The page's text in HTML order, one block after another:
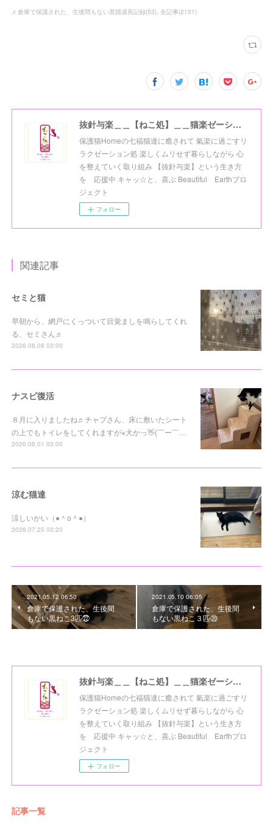
♬倉庫で保護された、生後間もない黒猫成長記録(53) 全記事(2151)
抜針与楽＿＿【ねこ処】＿＿猫楽ゼーションHome☆
保護猫Homeの七福猫達に癒されて 氣楽に過ごすリ
ラクゼーション処 楽しくムリせず暮らしながら 心
を整えていく取り組み 【抜針与楽】という生き方
を 応援中 キャッ☆と、喜ぶ Beautiful Earthプロ
ジェクト
フォロー
関連記事
セミと猫
早朝から、網戸にくっついて目覚ましを鳴らしてくれ
る、セミさん♬
2026.08.08 03:00
ナスビ復活
８月に入りましたね♬チャプさん、床に敷いたシート
の上でもトイレをしてくれますが※犬かっ👋(￣ー￣…
2026.08.01 03:00
涼む猫達
涼しいかい（●＾o＾●）
2026.07.25 03:20
2021.05.12 06:50
倉庫で保護された、生後間
もない黒ねこ3匹㉒
2021.05.10 06:05
倉庫で保護された、生後間
もない黒ねこ３匹⑳
抜針与楽＿＿【ねこ処】＿＿猫楽ゼーションHome☆
保護猫Homeの七福猫達に癒されて 氣楽に過ごすリ
ラクゼーション処 楽しくムリせず暮らしながら 心
を整えていく取り組み 【抜針与楽】という生き方
を 応援中 キャッ☆と、喜ぶ Beautiful Earthプロ
ジェクト
フォロー
記事一覧